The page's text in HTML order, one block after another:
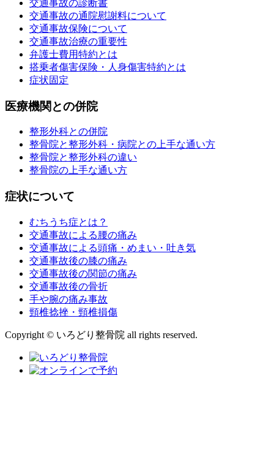
交通事故の診断書
交通事故の通院慰謝料について
交通事故保険について
交通事故治療の重要性
弁護士費用特約とは
搭乗者傷害保険・人身傷害特約とは
症状固定
医療機関との併院
整形外科との併院
整骨院と整形外科・病院との上手な通い方
整骨院と整形外科の違い
整骨院の上手な通い方
症状について
むちうち症とは？
交通事故による腰の痛み
交通事故による頭痛・めまい・吐き気
交通事故後の膝の痛み
交通事故後の関節の痛み
交通事故後の骨折
手や腕の痛み事故
頸椎捻挫・頸椎損傷
Copyright © いろどり整骨院 all rights reserved.